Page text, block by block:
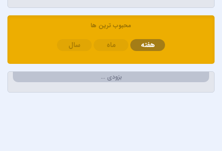
آصف آریا
ابولفضل رضوانی
ابی دولابی
ابی و کامران و هومن
محبوب ترین ها
هفته ماه سال
بزودی …